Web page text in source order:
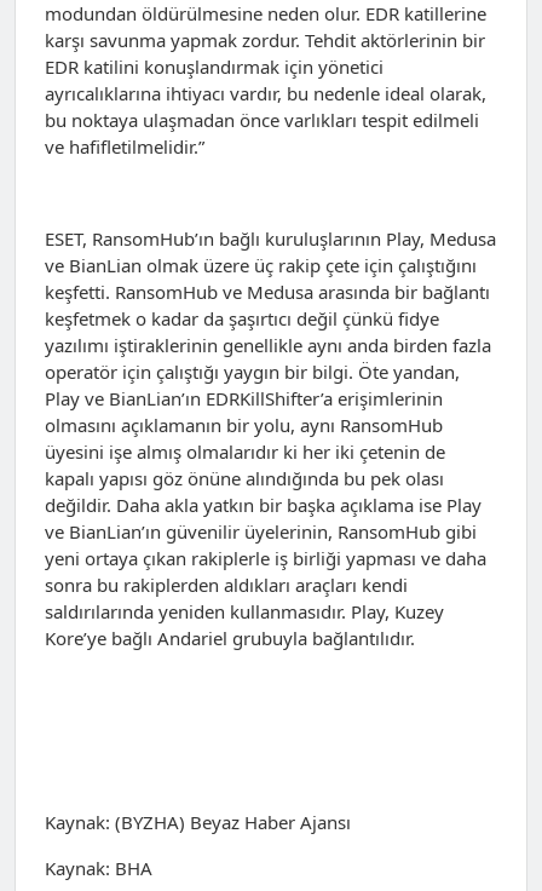
modundan öldürülmesine neden olur. EDR katillerine
karşı savunma yapmak zordur. Tehdit aktörlerinin bir
EDR katilini konuşlandırmak için yönetici
ayrıcalıklarına ihtiyacı vardır, bu nedenle ideal olarak,
bu noktaya ulaşmadan önce varlıkları tespit edilmeli
ve hafifletilmelidir.”
ESET, RansomHub’ın bağlı kuruluşlarının Play, Medusa
ve BianLian olmak üzere üç rakip çete için çalıştığını
keşfetti. RansomHub ve Medusa arasında bir bağlantı
keşfetmek o kadar da şaşırtıcı değil çünkü fidye
yazılımı iştiraklerinin genellikle aynı anda birden fazla
operatör için çalıştığı yaygın bir bilgi. Öte yandan,
Play ve BianLian’ın EDRKillShifter’a erişimlerinin
olmasını açıklamanın bir yolu, aynı RansomHub
üyesini işe almış olmalarıdır ki her iki çetenin de
kapalı yapısı göz önüne alındığında bu pek olası
değildir. Daha akla yatkın bir başka açıklama ise Play
ve BianLian’ın güvenilir üyelerinin, RansomHub gibi
yeni ortaya çıkan rakiplerle iş birliği yapması ve daha
sonra bu rakiplerden aldıkları araçları kendi
saldırılarında yeniden kullanmasıdır. Play, Kuzey
Kore’ye bağlı Andariel grubuyla bağlantılıdır.
Kaynak: (BYZHA) Beyaz Haber Ajansı
Kaynak: BHA